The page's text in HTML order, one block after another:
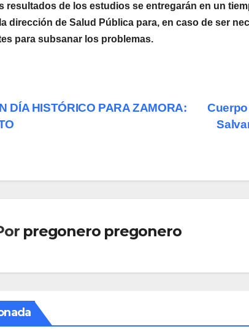
resultados de los estudios se entregarán en un
dirección de Salud Pública para, en caso de ser
para subsanar los problemas.
DÍA HISTÓRICO PARA ZAMORA:
pregonero pregonero